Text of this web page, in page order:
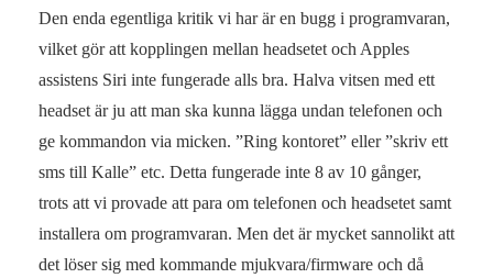
Den enda egentliga kritik vi har är en bugg i programvaran,
vilket gör att kopplingen mellan headsetet och Apples
assistens Siri inte fungerade alls bra. Halva vitsen med ett
headset är ju att man ska kunna lägga undan telefonen och
ge kommandon via micken. ”Ring kontoret” eller ”skriv ett
sms till Kalle” etc. Detta fungerade inte 8 av 10 gånger,
trots att vi provade att para om telefonen och headsetet samt
installera om programvaran. Men det är mycket sannolikt att
det löser sig med kommande mjukvara/firmware och då